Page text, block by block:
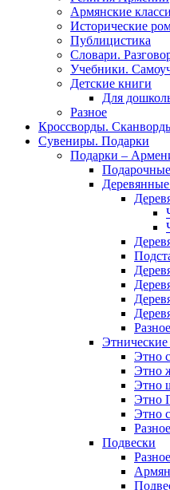
Армянские
Исторические
Публицистика
Словари.
Учебники.
Детские книги
Для
Разное
Кроссворды.
Сувениры. Подарки
Подарки –
Разное
Этно
Этно
Этно
Этно
Этно
Разное
Подвески
Разное